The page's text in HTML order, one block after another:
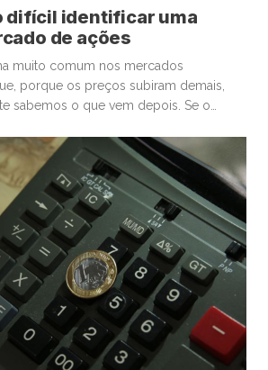
difícil identificar uma
de ações
muito comum nos mercados
porque os preços subiram demais,
sabemos o que vem depois. Se o
seja ter certeza absoluta,
de ele estar ou não. Nas últimas
impressionantes. […]